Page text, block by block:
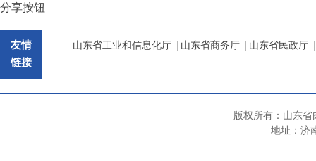
分享按钮
友情
链接
山东省工业和信息化厅 山东省商务厅 山东省民政厅
版权所有：山东
地址：济